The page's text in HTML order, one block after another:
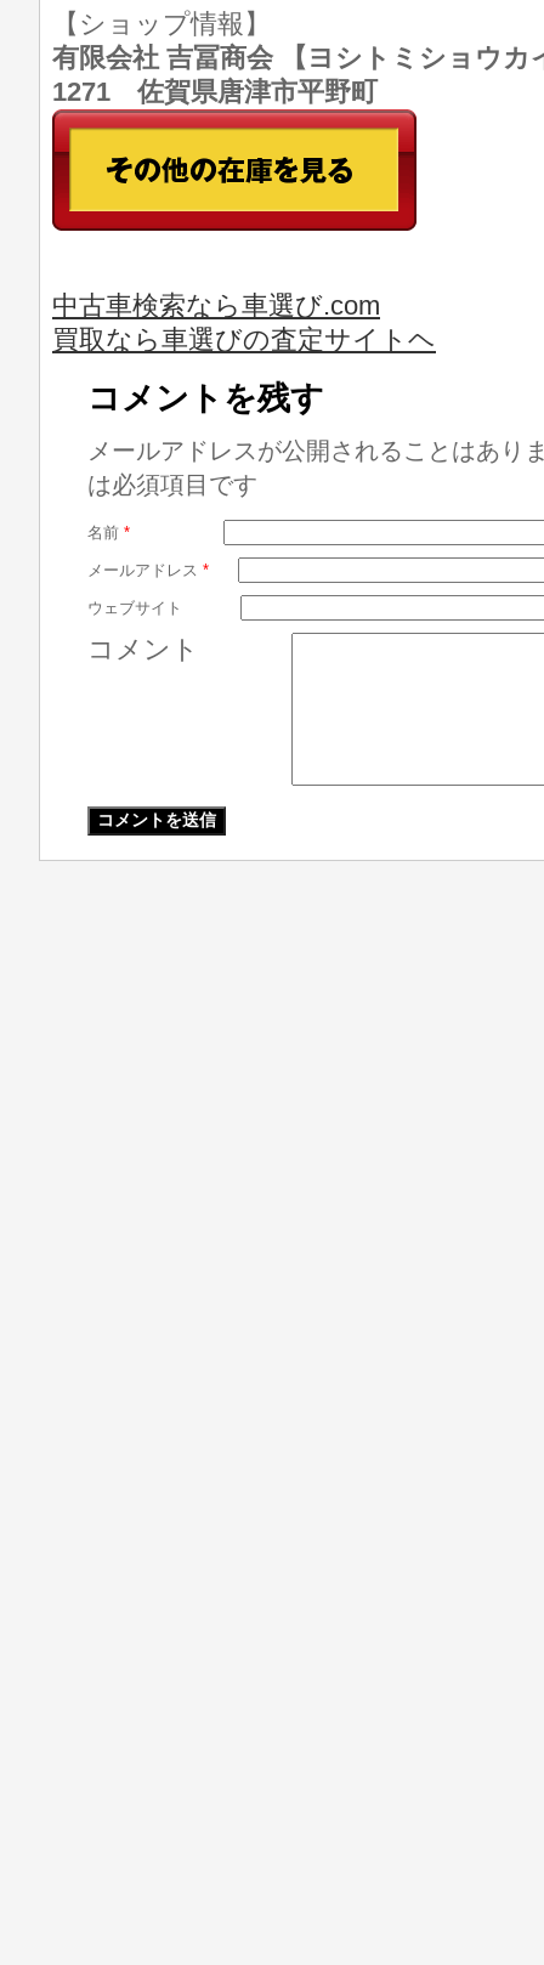
【ショップ情報】
有限会社 吉冨商会 【ヨシトミショウ
1271 佐賀県唐津市平野町
中古車検索なら車選び.com
買取なら車選びの査定サイトヘ
コメントを残す
メールアドレスが公開されることはあり
は必須項目です
名前 *
メールアドレス *
ウェブサイト
コメント